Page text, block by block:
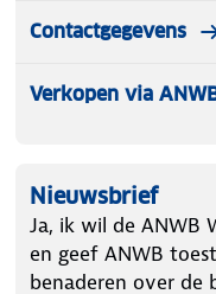
Contactgegevens
Verkopen via
Nieuwsbrief
Ja, ik wil de ANWB
en geef ANWB
benaderen over de